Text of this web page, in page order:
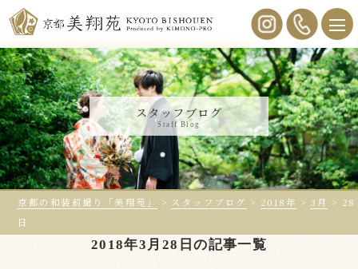
スタッフブログ
Staff Blog
京都の和装前撮り「美翔苑」 > スタッフブログ > 2018年 > 3月 > 28
日
2018年3月28日の記事一覧